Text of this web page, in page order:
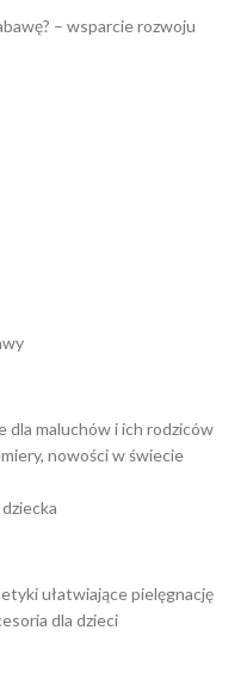
– wsparcie rozwoju
dla maluchów i ich rodziców
nowości w świecie
ułatwiające pielęgnację
dla dzieci